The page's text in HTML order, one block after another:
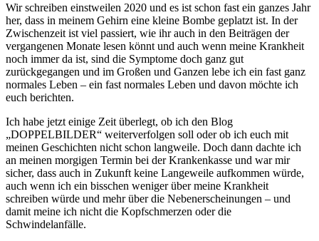
Wir schreiben einstweilen 2020 und es ist schon fast ein ganzes Jahr
her, dass in meinem Gehirn eine kleine Bombe geplatzt ist. In der
Zwischenzeit ist viel passiert, wie ihr auch in den Beiträgen der
vergangenen Monate lesen könnt und auch wenn meine Krankheit
noch immer da ist, sind die Symptome doch ganz gut
zurückgegangen und im Großen und Ganzen lebe ich ein fast ganz
normales Leben – ein fast normales Leben und davon möchte ich
euch berichten.
Ich habe jetzt einige Zeit überlegt, ob ich den Blog
„DOPPELBILDER“ weiterverfolgen soll oder ob ich euch mit
meinen Geschichten nicht schon langweile. Doch dann dachte ich
an meinen morgigen Termin bei der Krankenkasse und war mir
sicher, dass auch in Zukunft keine Langeweile aufkommen würde,
auch wenn ich ein bisschen weniger über meine Krankheit
schreiben würde und mehr über die Nebenerscheinungen – und
damit meine ich nicht die Kopfschmerzen oder die
Schwindelanfälle.